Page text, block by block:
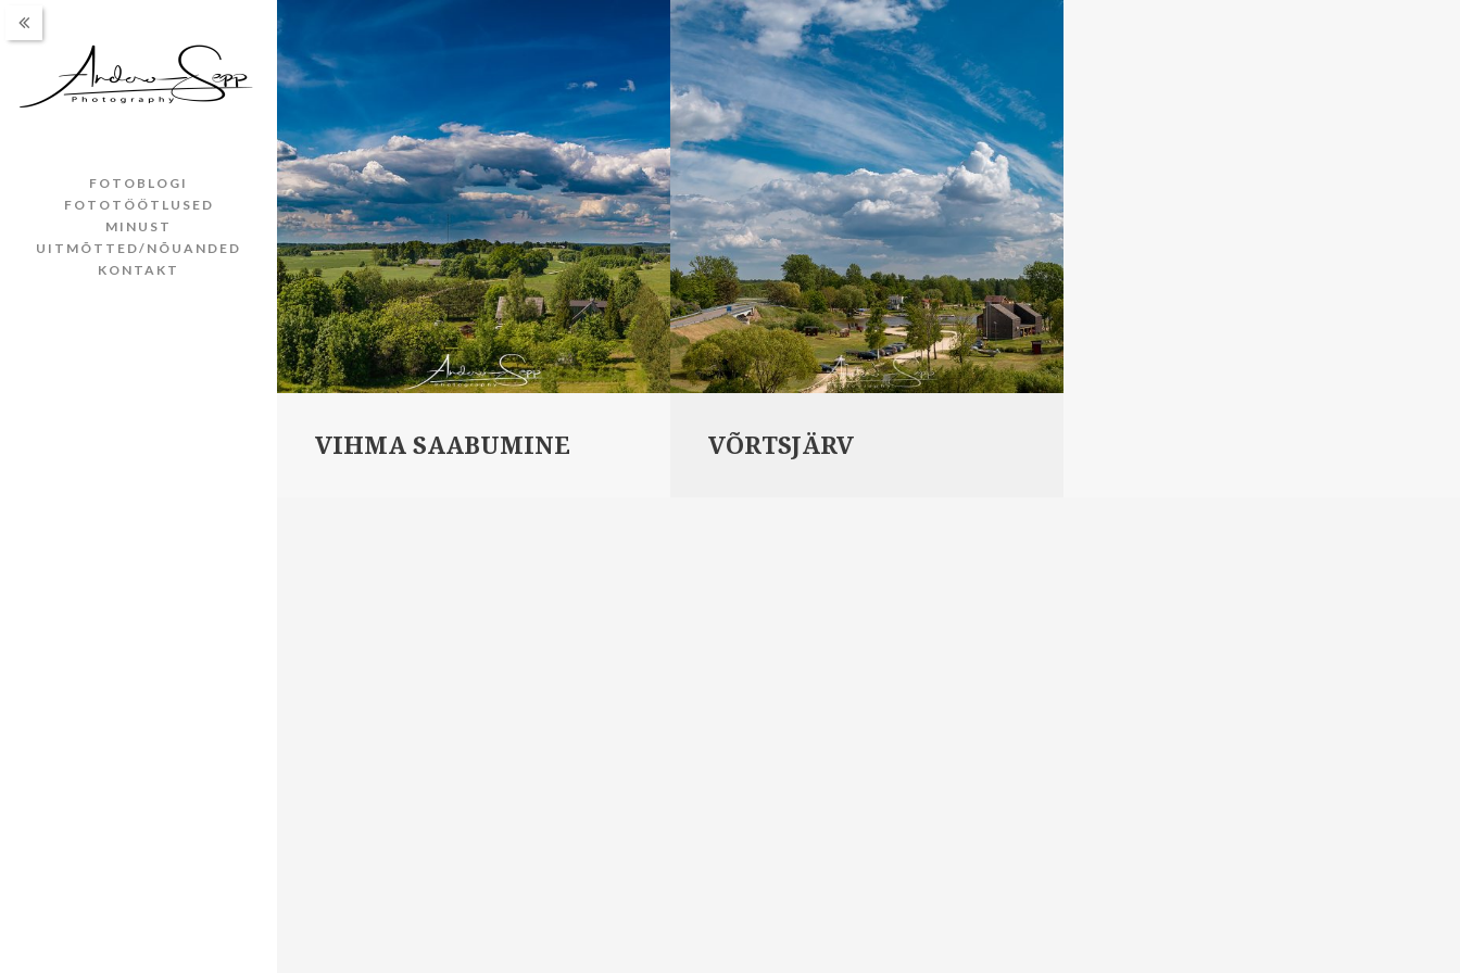
FOTOBLOGI
FOTOTÖÖTLUSED
MINUST
UITMÕTTED/NÕUANDED
KONTAKT
VIHMA SAABUMINE VÕRTSJÄRV